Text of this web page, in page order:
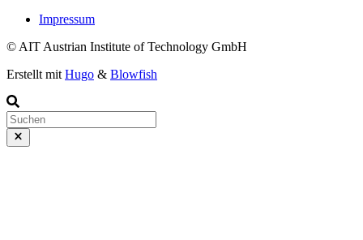
Impressum
© AIT Austrian Institute of Technology GmbH
Erstellt mit Hugo & Blowfish